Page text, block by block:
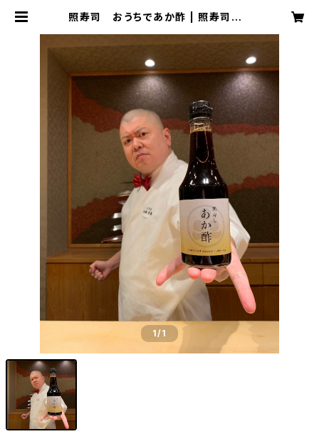
照寿司 おうちであか酢 | 照寿司 T
1/1